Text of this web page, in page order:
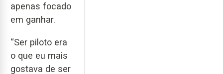
apenas focado
em ganhar.
“Ser piloto era
o que eu mais
gostava de ser